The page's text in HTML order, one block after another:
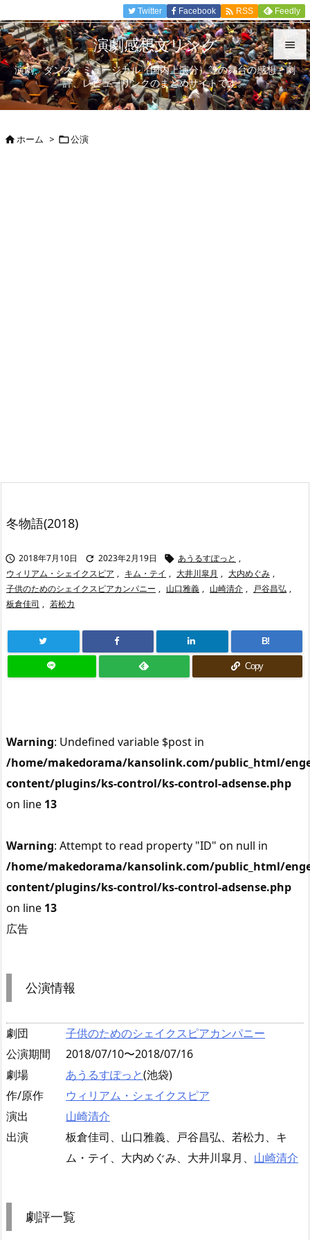


メニュ

Twitter Facebook  RSS Feedly
演劇感想文リンク
演劇、ダンス、ミュージカル（国内上演分）等の舞台の感想、劇
評、レビューリンクのまとめサイトです。
ホーム > 公演
冬物語(2018)
 2018年7月10日  2023年2月19日  あうるすぽっと ,
ウィリアム・シェイクスピア , キム・テイ , 大井川皐月 , 大内めぐみ ,
子供のためのシェイクスピアカンパニー , 山口雅義 , 山崎清介 , 戸谷昌弘 ,
板倉佳司 , 若松力
B!
Copy
Warning: Undefined variable $post in
/home/makedorama/kansolink.com/public_html/
content/plugins/ks-control/ks-control-adsense.php
on line 13
Warning: Attempt to read property "ID" on null in
/home/makedorama/kansolink.com/public_html/
content/plugins/ks-control/ks-control-adsense.php
on line 13
広告
公演情報
劇団
子供のためのシェイクスピアカンパニー
公演期間
2018/07/10〜2018/07/16
劇場
あうるすぽっと(池袋)
作/原作
ウィリアム・シェイクスピア
演出
山崎清介
出演
板倉佳司、山口雅義、戸谷昌弘、若松力、キ
ム・テイ、大内めぐみ、大井川皐月、 山崎清介
劇評一覧